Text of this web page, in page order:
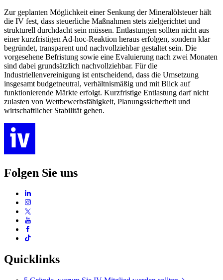
Zur geplanten Möglichkeit einer Senkung der Mineralölsteuer hält
die IV fest, dass steuerliche Maßnahmen stets zielgerichtet und
strukturell durchdacht sein müssen. Entlastungen sollten nicht aus
einer kurzfristigen Ad-hoc-Reaktion heraus erfolgen, sondern klar
begründet, transparent und nachvollziehbar gestaltet sein. Die
vorgesehene Befristung sowie eine Evaluierung nach zwei Monaten
sind dabei grundsätzlich nachvollziehbar. Für die
Industriellenvereinigung ist entscheidend, dass die Umsetzung
insgesamt budgetneutral, verhältnismäßig und mit Blick auf
funktionierende Märkte erfolgt. Kurzfristige Entlastung darf nicht
zulasten von Wettbewerbsfähigkeit, Planungssicherheit und
wirtschaftlicher Stabilität gehen.
Folgen Sie uns
Quicklinks